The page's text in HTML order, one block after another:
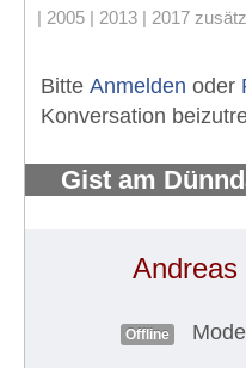
| 2005 | 2013 | 2017
Bitte Anmelden oder
Konversation
Gist am
Andreas
Offline